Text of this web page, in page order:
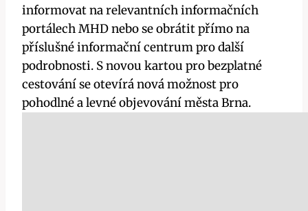
informovat na relevantních informačních
portálech MHD nebo se obrátit přímo na
příslušné informační centrum pro další
podrobnosti. S novou kartou pro bezplatné
cestování se otevírá nová možnost pro
pohodlné a levné objevování města Brna.